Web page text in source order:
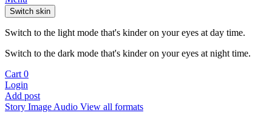
Switch skin
Switch to the light mode that's kinder on your eyes at day time.
Switch to the dark mode that's kinder on your eyes at night time.
Cart 0
Login
Add post
Story Image Audio View all formats